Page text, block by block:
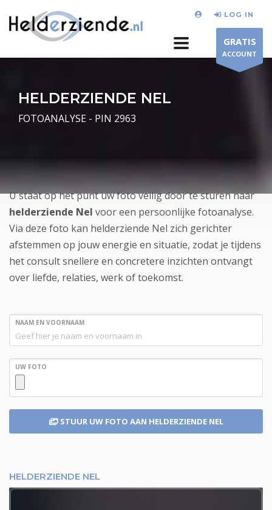
LOG IN
GRATIS
ACCOUNT
HELDERZIENDE NEL
FOTOANALYSE - PIN 2963
U staat op het punt uw foto veilig door te sturen naar
helderziende Nel voor een persoonlijke fotoanalyse.
Via deze foto kan helderziende Nel zich gerichter
afstemmen op jouw energie en situatie, zodat je tijdens
het consult snellere en concretere inzichten ontvangt
over liefde, relaties, werk of toekomst.
NAAM EN VOORNAAM
UW FOTO
STUUR UW FOTO AAN HELDERZIENDE NEL
HELDERZIENDE NEL